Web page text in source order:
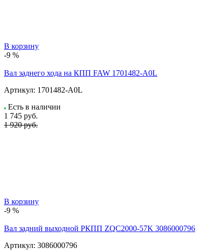
В корзину
-9 %
Вал заднего хода на КПП FAW 1701482-A0L
Артикул: 1701482-A0L
Есть в наличии
1 745 руб.
1 920 руб.
В корзину
-9 %
Вал задний выходной РКПП ZQC2000-57K 3086000796
Артикул: 3086000796